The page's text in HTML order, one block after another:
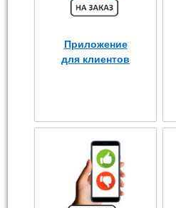
Приложение
для клиентов